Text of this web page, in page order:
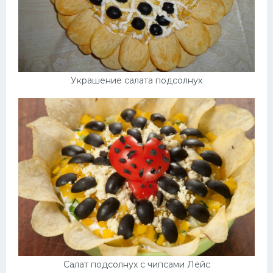
Украшение салата подсолнух
Салат подсолнух с чипсами Лейс